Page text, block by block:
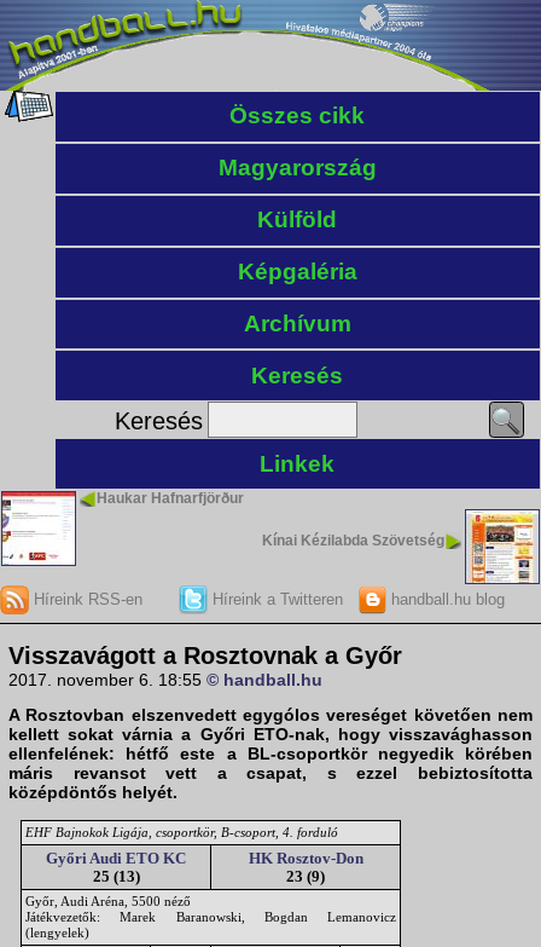
Összes cikk
Magyarország
Külföld
Képgaléria
Archívum
Keresés
Keresés
Linkek
Haukar Hafnarfjörður
Kínai Kézilabda Szövetség
Híreink RSS-en Híreink a Twitteren handball.hu blog
Visszavágott a Rosztovnak a Győr
2017. november 6. 18:55 © handball.hu
A Rosztovban elszenvedett egygólos vereséget követően nem
kellett sokat várnia a Győri ETO-nak, hogy visszavághasson
ellenfelének: hétfő este a BL-csoportkör negyedik körében
máris revansot vett a csapat, s ezzel bebiztosította
középdöntős helyét.
EHF Bajnokok Ligája, csoportkör, B-csoport, 4. forduló
Győri Audi ETO KC
25 (13)
HK Rosztov-Don
23 (9)
Győr, Audi Aréna, 5500 néző
Játékvezetők: Marek Baranowski, Bogdan Lemanovicz
(lengyelek)